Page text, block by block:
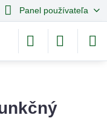
Panel používateľa